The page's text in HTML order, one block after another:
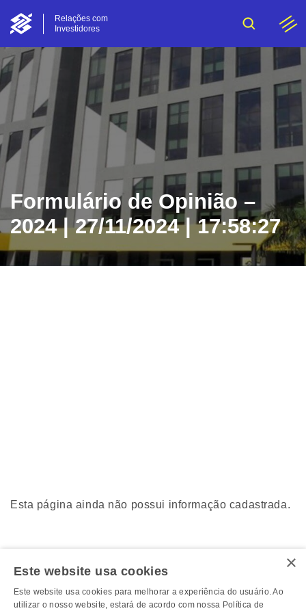
Relações com
Investidores
Formulário de Opinião –
2024 | 27/11/2024 | 17:58:27
Esta página ainda não possui informação cadastrada.
×
Este website usa cookies
Este website usa cookies para melhorar a experiência do usuário. Ao
utilizar o nosso website, estará de acordo com nossa Política de